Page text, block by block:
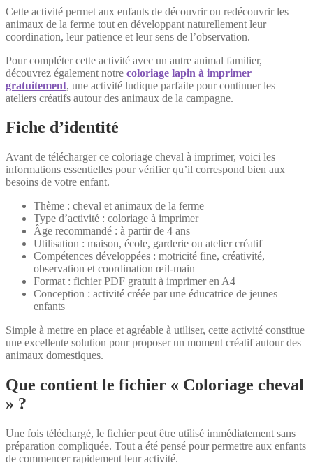
Cette activité permet aux enfants de découvrir ou redécouvrir les
animaux de la ferme tout en développant naturellement leur
coordination, leur patience et leur sens de l’observation.
Pour compléter cette activité avec un autre animal familier,
découvrez également notre coloriage lapin à imprimer
gratuitement, une activité ludique parfaite pour continuer les
ateliers créatifs autour des animaux de la campagne.
Fiche d’identité
Avant de télécharger ce coloriage cheval à imprimer, voici les
informations essentielles pour vérifier qu’il correspond bien aux
besoins de votre enfant.
Thème : cheval et animaux de la ferme
Type d’activité : coloriage à imprimer
Âge recommandé : à partir de 4 ans
Utilisation : maison, école, garderie ou atelier créatif
Compétences développées : motricité fine, créativité,
observation et coordination œil-main
Format : fichier PDF gratuit à imprimer en A4
Conception : activité créée par une éducatrice de jeunes
enfants
Simple à mettre en place et agréable à utiliser, cette activité constitue
une excellente solution pour proposer un moment créatif autour des
animaux domestiques.
Que contient le fichier « Coloriage cheval
» ?
Une fois téléchargé, le fichier peut être utilisé immédiatement sans
préparation compliquée. Tout a été pensé pour permettre aux enfants
de commencer rapidement leur activité.